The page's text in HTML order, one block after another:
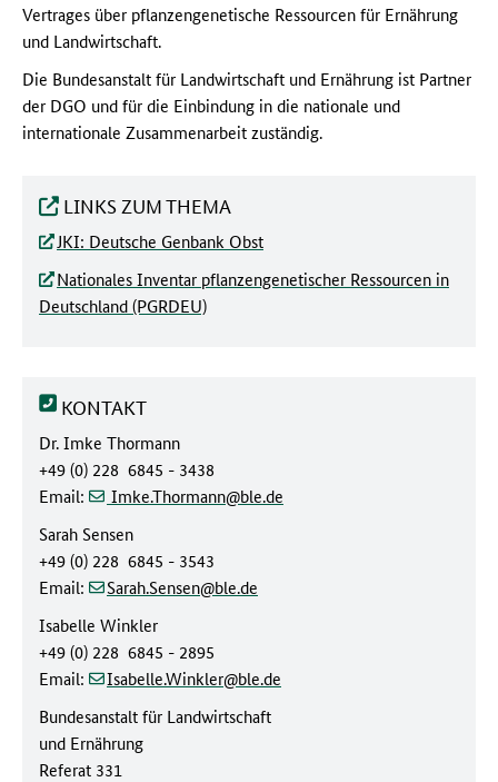
Vertrages über pflanzengenetische Ressourcen für Ernährung
und Landwirtschaft.
Die Bundesanstalt für Landwirtschaft und Ernährung ist Partner
der DGO und für die Einbindung in die nationale und
internationale Zusammenarbeit zuständig.
LINKS ZUM THEMA
JKI: Deutsche Genbank Obst
Nationales Inventar pflanzengenetischer Ressourcen in
Deutschland (PGRDEU)
KONTAKT
Dr. Imke Thormann
+49 (0) 228 6845 - 3438
Email:
Imke.Thormann (at)
ble(dot)
de
Sarah Sensen
+49 (0) 228 6845 - 3543
Email:
Sarah.Sensen (at)
ble(dot)
de
Isabelle Winkler
+49 (0) 228 6845 - 2895
Email:
Isabelle.Winkler (at)
ble(dot)
de
Bundesanstalt für Landwirtschaft
und Ernährung
Referat 331